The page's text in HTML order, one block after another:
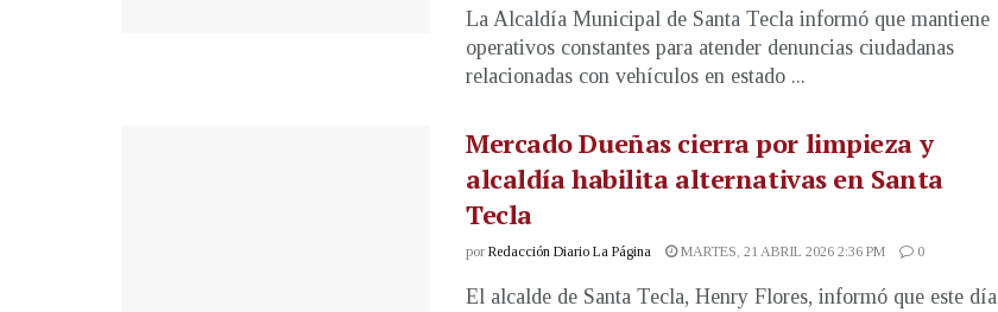
La Alcaldía Municipal de Santa Tecla informó que mantiene
operativos constantes para atender denuncias ciudadanas
relacionadas con vehículos en estado ...
Mercado Dueñas cierra por limpieza y
alcaldía habilita alternativas en Santa
Tecla
por Redacción Diario La Página MARTES, 21 ABRIL 2026 2:36 PM 0
El alcalde de Santa Tecla, Henry Flores, informó que este día